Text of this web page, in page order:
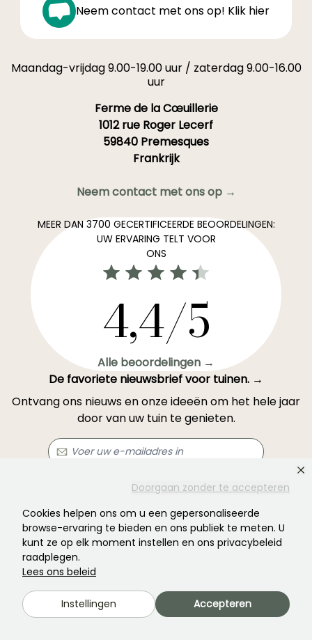
Doorgaan zonder te accepteren
Cookies helpen ons om u een gepersonaliseerde
browse-ervaring te bieden en ons publiek te meten. U
kunt ze op elk moment instellen en ons privacybeleid
raadplegen.
Lees ons beleid
Instellingen Accepteren
Neem contact met ons op! Klik hier
Maandag-vrijdag 9.00-19.00 uur / zaterdag 9.00-16.00
uur
Ferme de la Cœuillerie
1012 rue Roger Lecerf
59840 Premesques
Frankrijk
Neem contact met ons op →
MEER DAN 3700 GECERTIFICEERDE BEOORDELINGEN:
UW ERVARING TELT VOOR
ONS
4,4/5
Alle beoordelingen →
De favoriete nieuwsbrief voor tuinen. →
Ontvang ons nieuws en onze ideeën om het hele jaar
door van uw tuin te genieten.
Abonneren →
Dit formulier wordt beschermd door reCAPTCHA: u kunt het privacybeleid en
de gebruiksvoorwaardenraadplegen.